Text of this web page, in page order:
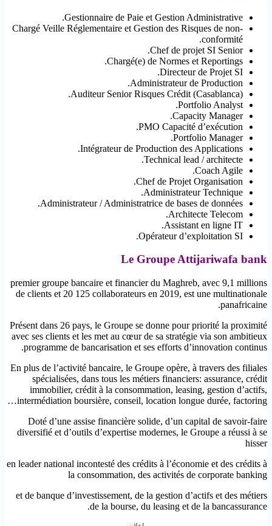
Gestionnaire de Paie et Gestion Administrative.
Chargé Veille Réglementaire et Gestion des Risques de non-
conformité.
Chef de projet SI Senior.
Chargé(e) de Normes et Reportings.
Directeur de Projet SI.
Administrateur de Production.
Auditeur Senior Risques Crédit (Casablanca).
Portfolio Analyst.
Capacity Manager.
PMO Capacité d’exécution.
Portfolio Manager.
Intégrateur de Production des Applications.
Technical lead / architecte.
Coach Agile.
Chef de Projet Organisation.
Administrateur Technique.
Administrateur / Administratrice de bases de données.
Architecte Telecom.
Assistant en ligne IT.
Opérateur d’exploitation SI.
Le Groupe Attijariwafa bank
premier groupe bancaire et financier du Maghreb, avec 9,1 millions
de clients et 20 125 collaborateurs en 2019, est une multinationale
panafricaine.
Présent dans 26 pays, le Groupe se donne pour priorité la proximité
avec ses clients et les met au cœur de sa stratégie via son ambitieux
programme de bancarisation et ses efforts d’innovation continus.
En plus de l’activité bancaire, le Groupe opère, à travers des filiales
spécialisées, dans tous les métiers financiers: assurance, crédit
immobilier, crédit à la consommation, leasing, gestion d’actifs,
intermédiation boursière, conseil, location longue durée, factoring…
Doté d’une assise financière solide, d’un capital de savoir-faire
diversifié et d’outils d’expertise modernes, le Groupe a réussi à se
hisser
en leader national incontesté des crédits à l’économie et des crédits à
la consommation, des activités de corporate banking
et de banque d’investissement, de la gestion d’actifs et des métiers
de la bourse, du leasing et de la bancassurance.